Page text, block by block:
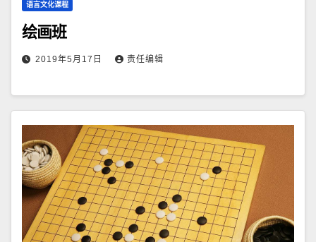
语言文化课程
绘画班
2019年5月17日 责任编辑